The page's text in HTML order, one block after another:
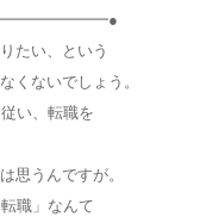
たい、という
くないでしょう。
い、転職を
思うんですが。
職」なんて